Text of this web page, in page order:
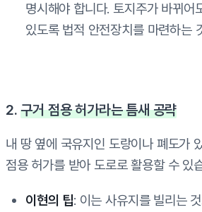
명시해야 합니다. 토지주가 바뀌어
있도록 법적 안전장치를 마련하는
2.구거 점용 허가라는 틈새 공략
내 땅 옆에 국유지인 도랑이나 폐도가
점용 허가를 받아 도로로 활용할 수 있
이현의 팁: 이는 사유지를 빌리는